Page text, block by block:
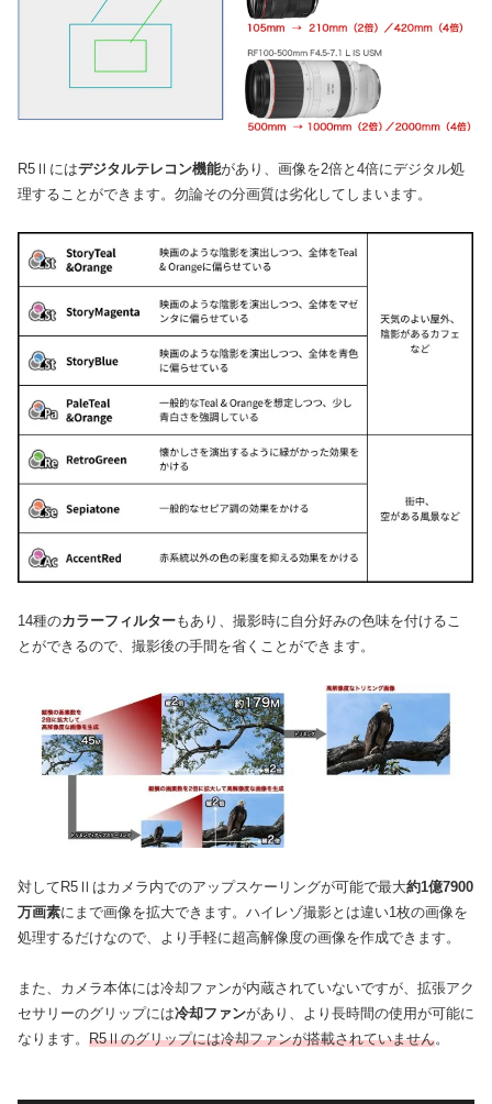
R5Ⅱにはデジタルテレコン機能があり、画像を2倍と4倍にデジタル処
理することができます。勿論その分画質は劣化してしまいます。
14種のカラーフィルターもあり、撮影時に自分好みの色味を付けるこ
とができるので、撮影後の手間を省くことができます。
対してR5Ⅱはカメラ内でのアップスケーリングが可能で最大約1億7900
万画素にまで画像を拡大できます。ハイレゾ撮影とは違い1枚の画像を
処理するだけなので、より手軽に超高解像度の画像を作成できます。
また、カメラ本体には冷却ファンが内蔵されていないですが、拡張アク
セサリーのグリップには冷却ファンがあり、より長時間の使用が可能に
なります。 R5Ⅱのグリップには冷却ファンが搭載されていません。